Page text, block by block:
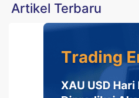
Artikel Terbaru